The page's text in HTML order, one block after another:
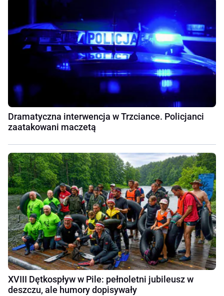
Dramatyczna interwencja w Trzciance. Policjanci
zaatakowani maczetą
XVIII Dętkospływ w Pile: pełnoletni jubileusz w
deszczu, ale humory dopisywały